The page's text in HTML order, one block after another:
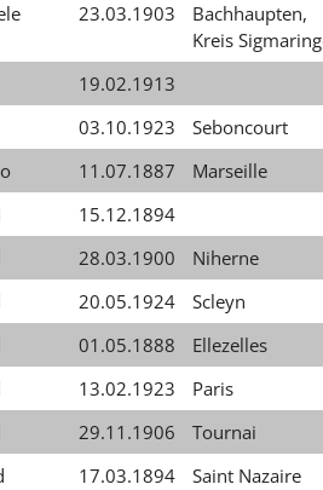
23.03.1903
Bachhaupten,
Kreis
19.02.1913
03.10.1923
Seboncourt
11.07.1887
Marseille
15.12.1894
28.03.1900
Niherne
20.05.1924
Scleyn
01.05.1888
Ellezelles
13.02.1923
Paris
29.11.1906
Tournai
17.03.1894
Saint Nazaire